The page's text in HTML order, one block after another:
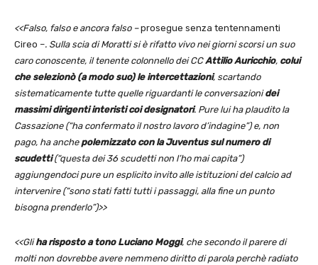
<<Falso, falso e ancora falso –prosegue senza tentennamenti
Cireo –. Sulla scia di Moratti si è rifatto vivo nei giorni scorsi un suo
caro conoscente, il tenente colonnello dei CCAttilio Auricchio, colui
che selezionò (a modo suo) le intercettazioni, scartando
sistematicamente tutte quelle riguardanti le conversazionidei
massimi dirigenti interisti coi designatori. Pure lui ha plaudito la
Cassazione (“ha confermato il nostro lavoro d’indagine”) e, non
pago, ha anche polemizzato con la Juventus sul numero di
scudetti(“questa dei 36 scudetti non l’ho mai capita”)
aggiungendoci pure un esplicito invito alle istituzioni del calcio ad
intervenire (“sono stati fatti tutti i passaggi, alla fine un punto
bisogna prenderlo”)>>
<<Gliha risposto a tono Luciano Moggi, che secondo il parere di
molti non dovrebbe avere nemmeno diritto di parola perchè radiato